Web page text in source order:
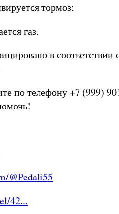
тормоз;
газ.
в
по телефону +7 (999)
@Pedali55
42...